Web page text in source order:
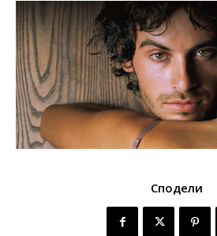
Сподели